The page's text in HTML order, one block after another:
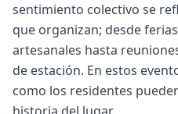
sentimiento colectivo se
que organizan; desde
artesanales hasta
de estación. En estos
como los residentes